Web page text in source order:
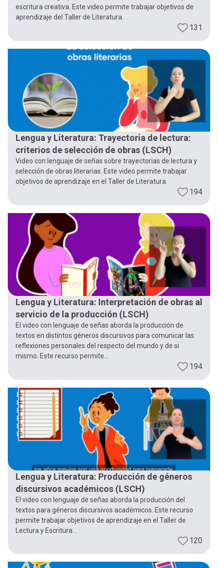
escritura creativa. Este video permite trabajar objetivos de
aprendizaje del Taller de Literatura.
131
Lengua y Literatura: Trayectoria de lectura:
criterios de selección de obras (LSCH)
Video con lenguaje de señas sobre trayectorias de lectura y
selección de obras literarias. Este video permite trabajar
objetivos de aprendizaje en el Taller de Literatura.
194
Lengua y Literatura: Interpretación de obras al
servicio de la producción (LSCH)
El video con lenguaje de señas aborda la producción de
textos en distintos géneros discursivos para comunicar las
reflexiones personales del respecto del mundo y de si
mismo. Este recurso permite...
194
Lengua y Literatura: Producción de géneros
discursivos académicos (LSCH)
El video con lenguaje de señas aborda la producción del
textos para géneros discursivos académicos. Este recurso
permite trabajar objetivos de aprendizaje en el Taller de
Lectura y Escritura...
120